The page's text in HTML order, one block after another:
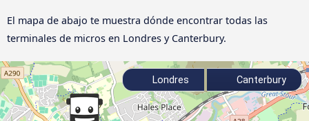
El mapa de abajo te muestra dónde encontrar todas las
terminales de micros en Londres y Canterbury.
Londres Canterbury